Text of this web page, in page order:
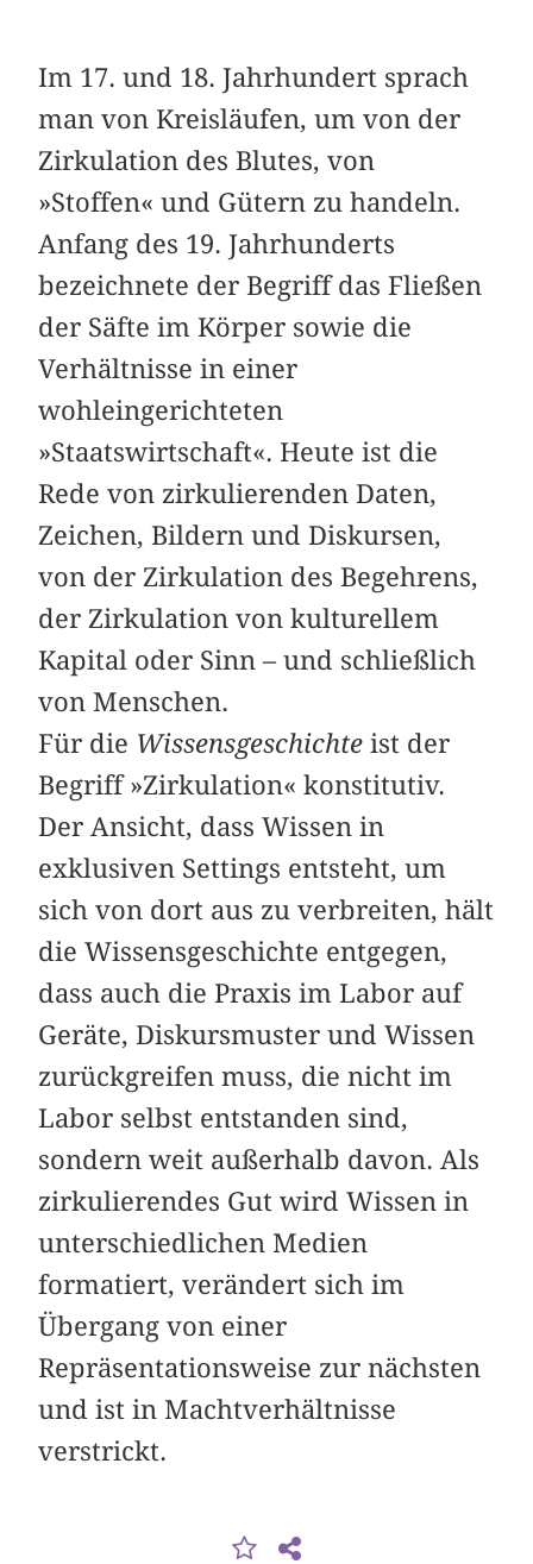
Im 17. und 18. Jahrhundert sprach
man von Kreisläufen, um von der
Zirkulation des Blutes, von
»Stoffen« und Gütern zu handeln.
Anfang des 19. Jahrhunderts
bezeichnete der Begriff das Fließen
der Säfte im Körper sowie die
Verhältnisse in einer
wohleingerichteten
»Staatswirtschaft«. Heute ist die
Rede von zirkulierenden Daten,
Zeichen, Bildern und Diskursen,
von der Zirkulation des Begehrens,
der Zirkulation von kulturellem
Kapital oder Sinn – und schließlich
von ­Menschen.
Für die Wissensgeschichte ist der
Begriff »Zirkulation« konstitutiv.
Der Ansicht, dass Wissen in
exklusiven Settings entsteht, um
sich von dort aus zu verbreiten, hält
die Wissensgeschichte entgegen,
dass auch die Praxis im Labor auf
Geräte, Diskursmuster und Wissen
zurückgreifen muss, die nicht im
Labor selbst entstanden sind,
sondern weit außerhalb davon. Als
zirkulierendes Gut wird Wissen in
unterschiedlichen Medien
formatiert, verändert sich im
Übergang von einer
Repräsentationsweise zur nächsten
und ist in Machtverhältnisse
verstrickt.